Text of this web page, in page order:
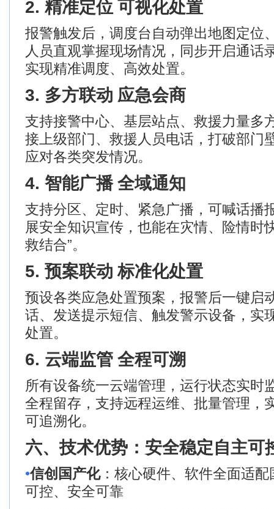
2. 精准定位 可视化处置
报警触发后，调度台自动弹出地图定位
人员直观掌握现场情况，同步开启通话
实现精准调度、高效处置。
3. 多方联动 应急会商
支持接警中心、基层站点、救援力量多
接上级部门、救援人员电话，打破部门
应对各类突发情况。
4. 智能广播 全域通知
支持分区、定时、紧急广播，可喊话播
展安全知识宣传，也能在灾情、险情时
救结合”。
5. 预案联动 标准化处置
预设各类应急处置预案，报警后一键启
话、发送提示短信、触发警示设备，实
处置。
6. 云端监管 全程可溯
所有设备统一云端管理，运行状态实时
全程留存，支持远程运维、批量管理，
可追溯化。
六、技术优势：安全稳定自主可
•信创国产化：核心硬件、软件全面适
可控、安全可靠